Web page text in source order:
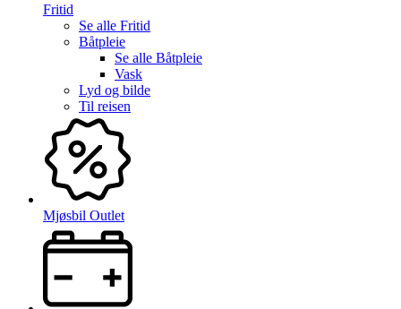
Fritid
Se alle Fritid
Båtpleie
Se alle Båtpleie
Vask
Lyd og bilde
Til reisen
Mjøsbil Outlet